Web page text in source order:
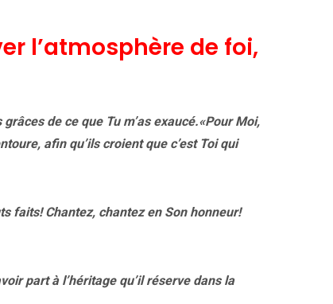
l’atmosphère de foi,
de ce que Tu m’as exaucé.«Pour Moi,
afin qu’ils croient que c’est Toi qui
faits! Chantez, chantez en Son honneur!
part à l’héritage qu’il réserve dans la